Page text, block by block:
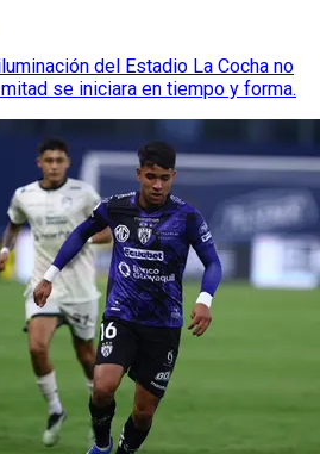
del Estadio La Cocha no
se iniciara en tiempo y forma.